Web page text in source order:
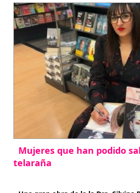
Mujeres que han podido
telaraña